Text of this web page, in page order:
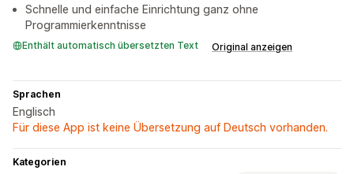
Schnelle und einfache Einrichtung ganz ohne
Programmierkenntnisse
Enthält automatisch übersetzten Text Original anzeigen
Sprachen
Englisch
Für diese App ist keine Übersetzung auf Deutsch vorhanden.
Kategorien